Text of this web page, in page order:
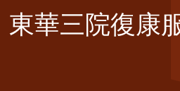
東華三院復康